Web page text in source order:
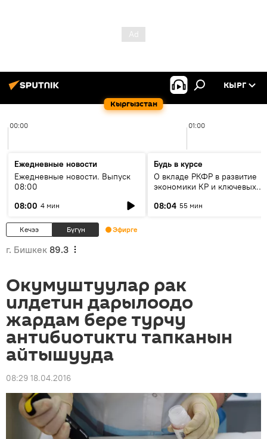
Кыргызстан
КЫРГ
00:00 01:00
Ежедневные новости
Ежедневные новости. Выпуск
08:00
08:00 4 мин
Будь в курсе
О вкладе РКФР в развитие
экономики КР и ключевых
08:04 55 мин
Кечээ Бүгүн Эфирге
г. Бишкек 89.3
Окумуштуулар рак
илдетин дарылоодо
жардам бере турчу
антибиотикти тапканын
айтышууда
08:29 18.04.2016